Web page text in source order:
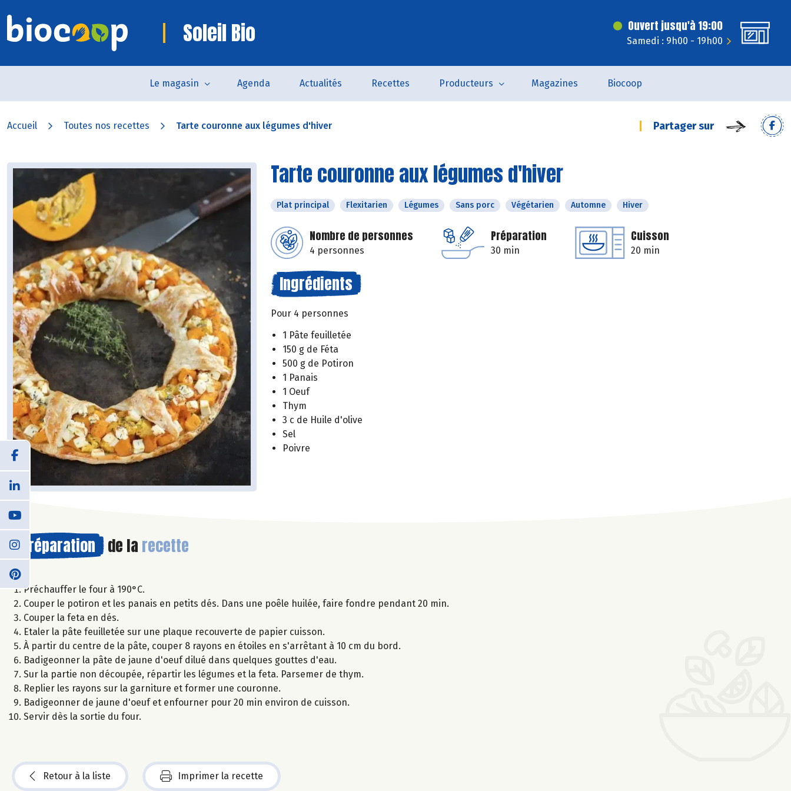
Soleil Bio Ouvert jusqu'à 19:00
Samedi : 9h00 - 19h00
Le magasin Agenda Actualités Recettes Producteurs Magazines Biocoop
Accueil Toutes nos recettes Tarte couronne aux légumes d'hiver Partager sur
Tarte couronne aux légumes d'hiver
Plat principal Flexitarien Légumes Sans porc Végétarien Automne Hiver
Nombre de personnes
4 personnes
Préparation
30 min
Cuisson
20 min
Ingrédients
Pour 4 personnes
1 Pâte feuilletée
150 g de Féta
500 g de Potiron
1 Panais
1 Oeuf
Thym
3 c de Huile d'olive
Sel
Poivre
Préparation de la recette
Préchauffer le four à 190°C.
Couper le potiron et les panais en petits dés. Dans une poêle huilée, faire fondre pendant 20 min.
Couper la feta en dés.
Etaler la pâte feuilletée sur une plaque recouverte de papier cuisson.
À partir du centre de la pâte, couper 8 rayons en étoiles en s'arrêtant à 10 cm du bord.
Badigeonner la pâte de jaune d'oeuf dilué dans quelques gouttes d'eau.
Sur la partie non découpée, répartir les légumes et la feta. Parsemer de thym.
Replier les rayons sur la garniture et former une couronne.
Badigeonner de jaune d'oeuf et enfourner pour 20 min environ de cuisson.
Servir dès la sortie du four.
Retour à la liste Imprimer la recette